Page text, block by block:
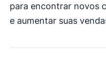
para encontrar novos
e aumentar suas